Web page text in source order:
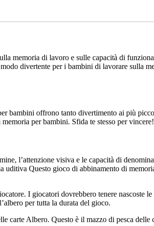
memoria di lavoro e sulle capacità di
divertente per i bambini di lavorare sulla
bambini offrono tanto divertimento ai più
per bambini. Sfida te stesso per
l’attenzione visiva e le capacità di
uditiva Questo gioco di abbinamento di
I giocatori dovrebbero tenere nascoste
per tutta la durata del gioco.
carte Albero. Questo è il mazzo di pesca